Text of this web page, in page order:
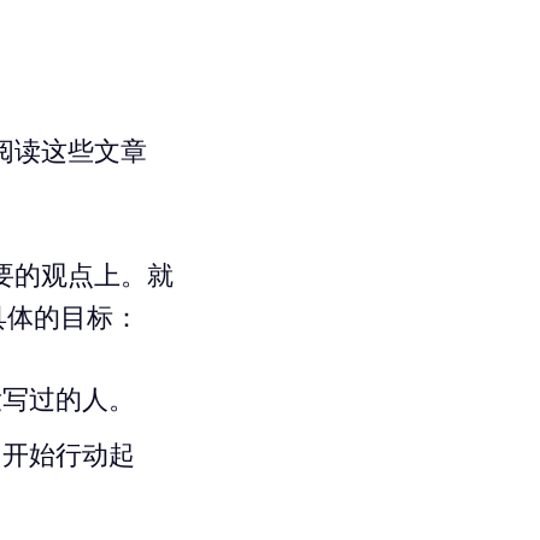
读这些文章
的观点上。就
的目标：
过的人。
始行动起